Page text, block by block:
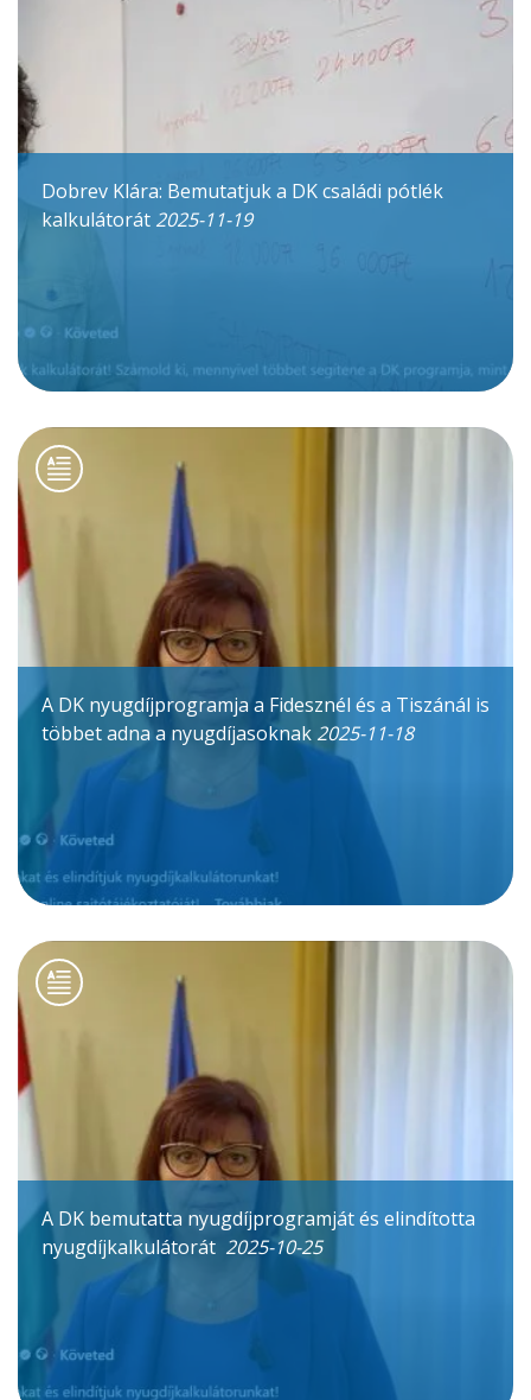
Dobrev Klára: Bemutatjuk a DK családi pótlék
kalkulátorát 2025-11-19
A DK nyugdíjprogramja a Fidesznél és a Tiszánál is
többet adna a nyugdíjasoknak 2025-11-18
A DK bemutatta nyugdíjprogramját és elindította
nyugdíjkalkulátorát 2025-10-25